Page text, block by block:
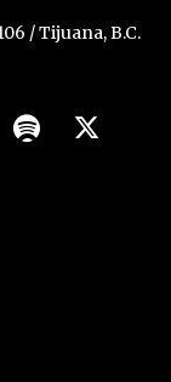
/ Tijuana, B.C.